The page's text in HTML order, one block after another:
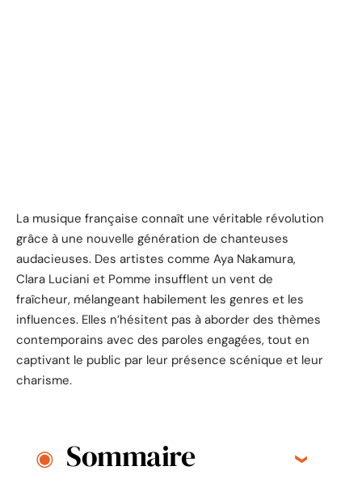
La musique française connaît une véritable révolution
grâce à une nouvelle génération de chanteuses
audacieuses. Des artistes comme Aya Nakamura,
Clara Luciani et Pomme insufflent un vent de
fraîcheur, mélangeant habilement les genres et les
influences. Elles n’hésitent pas à aborder des thèmes
contemporains avec des paroles engagées, tout en
captivant le public par leur présence scénique et leur
charisme.
Sommaire